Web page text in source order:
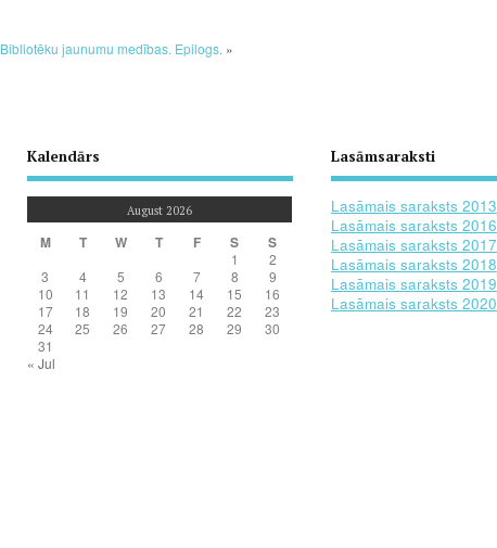
Bibliotēku jaunumu medības. Epilogs. »
Kalendārs
August 2026
M T W T F S S
1
2
3
4 5 6 7 8
9
10
11 12 13 14 15
16
17
18 19 20 21 22
23
24
25 26 27 28 29
30
31
« Jul
Lasāmsaraksti
Lasāmais saraksts 2013
Lasāmais saraksts 2016
Lasāmais saraksts 2017
Lasāmais saraksts 2018
Lasāmais saraksts 2019
Lasāmais saraksts 2020